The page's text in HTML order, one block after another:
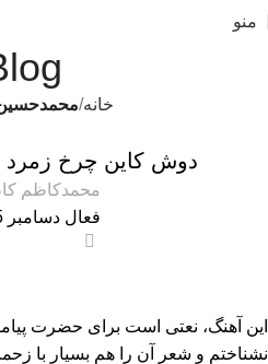
منو
خانه
دوش کاین چرخ زمرد
محمدكاظم
فعال دسامبر 5, 2017
این آهنگ، نعتی است برای حضرت
نشناختم و شعر آن را هم بسیار با